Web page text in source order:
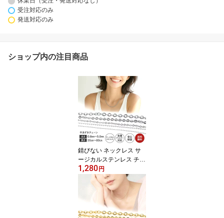
受注対応のみ
発送対応のみ
ショップ内の注目商品
錆びない ネックレス サ
ージカルステンレス チェ
ーン メンズ レディース
医療用ステンレス 50cm
60cm 45cm ステンレス
アクセサリー チェーンネ
ックレス ネックレスチェ
ーン アクセサリー ステ
1,280円